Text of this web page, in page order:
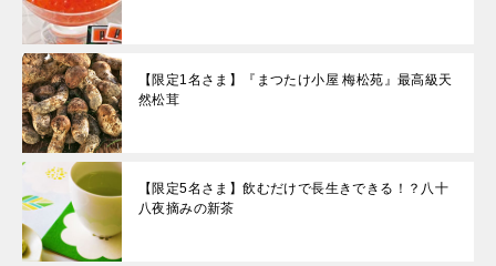
【限定1名さま】『まつたけ小屋 梅松苑』最高級天
然松茸
【限定5名さま】飲むだけで長生きできる！？八十
八夜摘みの新茶